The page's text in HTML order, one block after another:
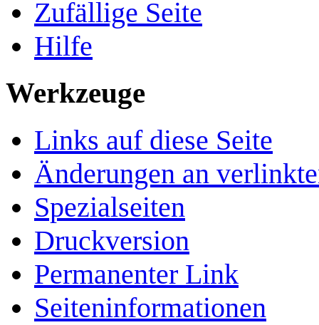
Zufällige Seite
Hilfe
Werkzeuge
Links auf diese Seite
Änderungen an
Spezialseiten
Druckversion
Permanenter Link
Seiten­­informationen